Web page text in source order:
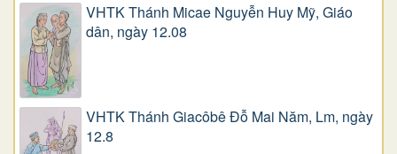
VHTK Thánh Micae Nguyễn Huy Mỹ, Giáo
dân, ngày 12.08
VHTK Thánh Giacôbê Ðỗ Mai Năm, Lm, ngày
12.8